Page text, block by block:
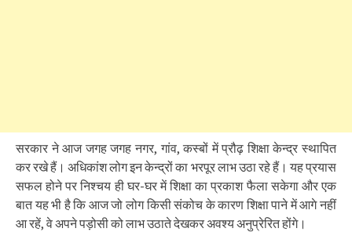
सरकार ने आज जगह जगह नगर, गांव, कस्बों में प्रौढ़ शिक्षा केन्द्र स्थापित
कर रखे हैं। अधिकांश लोग इन केन्द्रों का भरपूर लाभ उठा रहे हैं। यह प्रयास
सफल होने पर निश्चय ही घर-घर में शिक्षा का प्रकाश फैला सकेगा और एक
बात यह भी है कि आज जो लोग किसी संकोच के कारण शिक्षा पाने में आगे नहीं
आ रहें, वे अपने पड़ोसी को लाभ उठाते देखकर अवश्य अनुप्रेरित होंगे।